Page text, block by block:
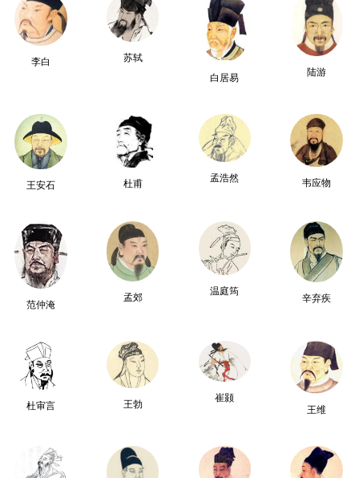
李白
苏轼
白居易
陆游
王安石 杜甫
孟浩然 韦应物
范仲淹
孟郊
温庭筠
辛弃疾
杜审言 王勃
崔颢
王维